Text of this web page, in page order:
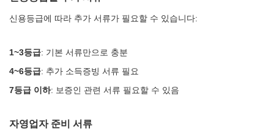
신용등급에 따라 추가 서류가 필요할 수 있습니다:
1~3등급: 기본 서류만으로 충분
4~6등급: 추가 소득증빙 서류 필요
7등급 이하: 보증인 관련 서류 필요할 수 있음
자영업자 준비 서류